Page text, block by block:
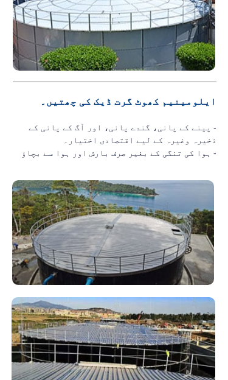
ایلومینیم کھوٹ گرت ڈیک کی چھتیں۔
- پینے کے پانی، گندے پانی، اور آگ کے پانی کے
ذخیرہ وغیرہ کے لیے اقتصادی اختیار۔
- ہوا کی تنگی کے بغیر صرف بارش اور ہوا سے بچاؤ